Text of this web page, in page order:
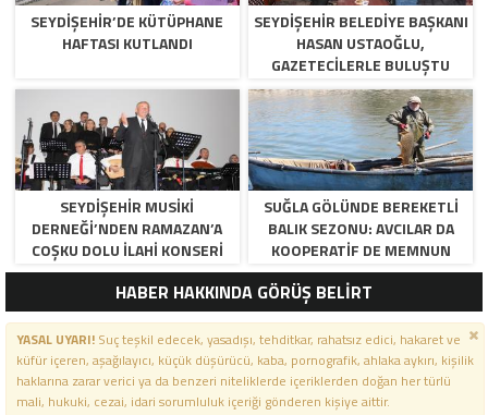
SEYDIŞEHIR’DE KÜTÜPHANE
HAFTASI KUTLANDI
SEYDIŞEHIR BELEDIYE BAŞKANI
HASAN USTAOĞLU,
GAZETECILERLE BULUŞTU
SEYDIŞEHIR MUSIKI
DERNEĞI’NDEN RAMAZAN’A
COŞKU DOLU İLAHI KONSERI
SUĞLA GÖLÜNDE BEREKETLI
BALIK SEZONU: AVCILAR DA
KOOPERATIF DE MEMNUN
HABER HAKKINDA GÖRÜŞ BELİRT
YASAL UYARI!Suç teşkil edecek, yasadışı, tehditkar, rahatsız edici, hakaret ve
küfür içeren, aşağılayıcı, küçük düşürücü, kaba, pornografik, ahlaka aykırı, kişilik
haklarına zarar verici ya da benzeri niteliklerde içeriklerden doğan her türlü
mali, hukuki, cezai, idari sorumluluk içeriği gönderen kişiye aittir.